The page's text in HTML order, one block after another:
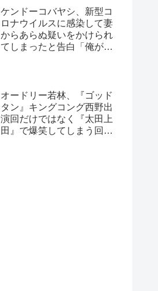
ケンドーコバヤシ、新型コ
ロナウイルスに感染して妻
からあらぬ疑いをかけられ
てしまったと告白「俺がホ
オードリー若林、『ゴッド
タン』キングコング西野出
演回だけではなく『太田上
田』で爆笑してしまう回が